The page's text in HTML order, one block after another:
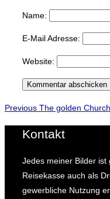
Name:
E-Mail Adresse:
Website:
Beitragsnavigation
Previous
Previous The golden Church
Kontakt
Jedes meiner Bilder ist
Reisekasse auch als
gewerbliche Nutzung